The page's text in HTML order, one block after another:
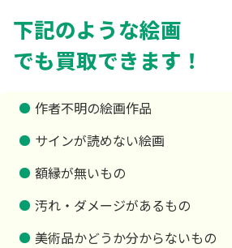
下記のような絵画
でも買取できます！
作者不明の絵画作品
サインが読めない絵画
額縁が無いもの
汚れ・ダメージがあるもの
美術品かどうか分からないもの